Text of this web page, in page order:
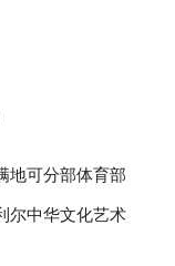
可分部体育部
中华文化艺术